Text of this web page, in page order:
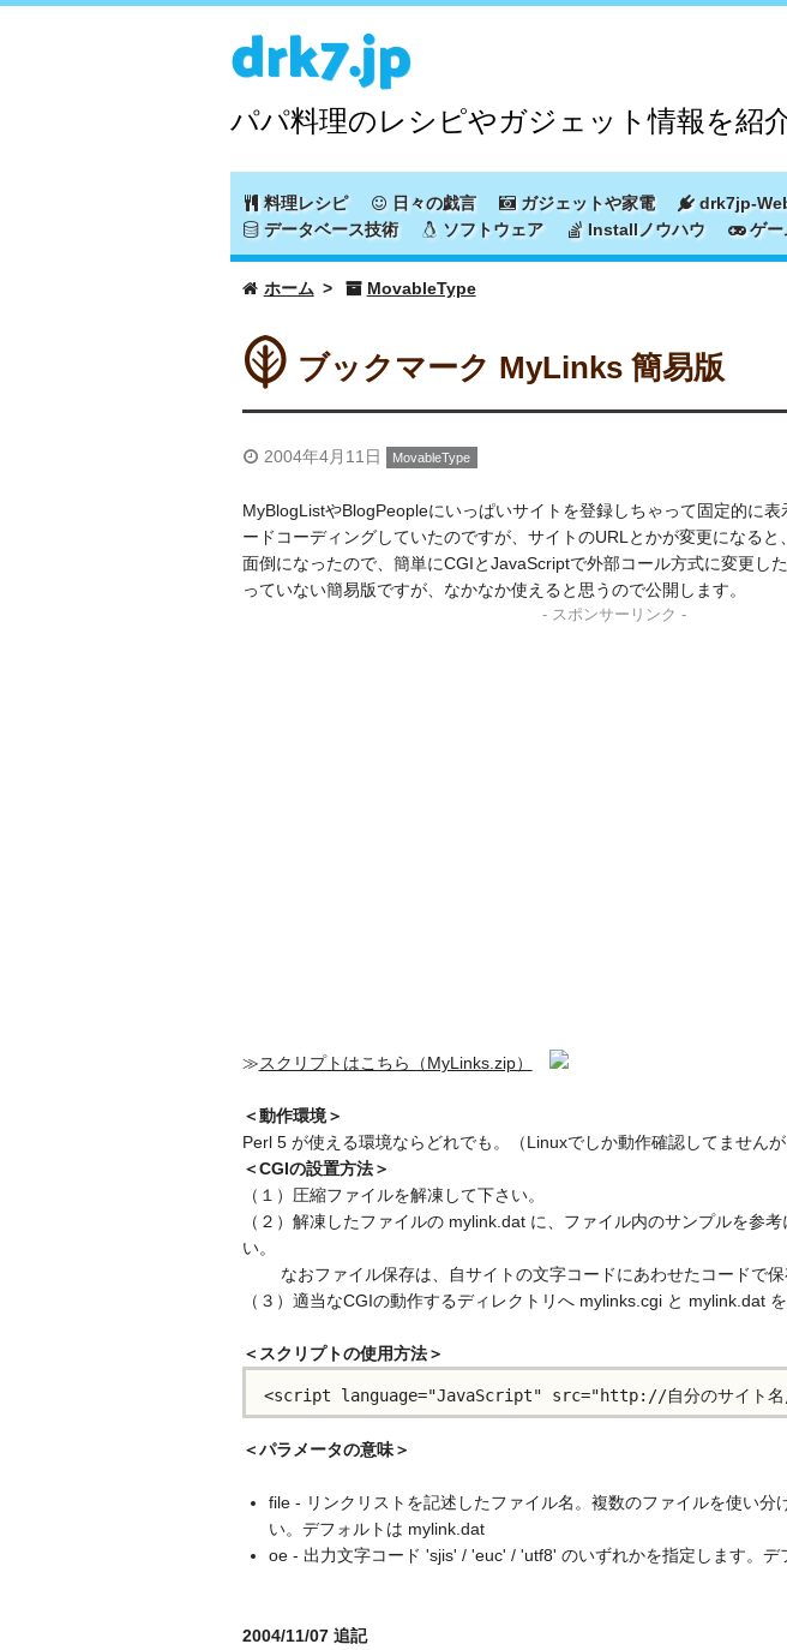
drk7.jp
パパ料理のレシピやガジェット情報を紹
料理レシピ 日々の戯言 ガジェットや家電 drk7jp-
データベース技術
ソフトウェア Installノウハウ ゲー
ホーム MovableType
ブックマーク MyLinks 簡易版
2004年4月11日 MovableType
MyBlogListやBlogPeopleにいっぱいサイトを登録しちゃって固定的に
ードコーディングしていたのですが、サイトのURLとかが変更になると
面倒になったので、簡単にCGIとJavaScriptで外部コール方式に変更し
っていない簡易版ですが、なかなか使えると思うので公開します。
- スポンサーリンク -
≫スクリプトはこちら（MyLinks.zip）
＜動作環境＞
Perl 5 が使える環境ならどれでも。（Linuxでしか動作確認してませんが
＜CGIの設置方法＞
（１）圧縮ファイルを解凍して下さい。
（２）解凍したファイルの mylink.dat に、ファイル内のサンプルを参
い。
なおファイル保存は、自サイトの文字コードにあわせたコードで保
（３）適当なCGIの動作するディレクトリへ mylinks.cgi と mylink.dat を
＜スクリプトの使用方法＞
＜パラメータの意味＞
file - リンクリストを記述したファイル名。複数のファイルを使い分
い。デフォルトは mylink.dat
oe - 出力文字コード 'sjis' / 'euc' / 'utf8' のいずれかを指定します。デ
2004/11/07 追記